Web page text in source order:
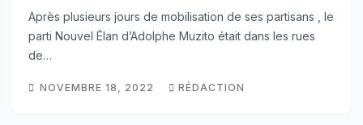
Après plusieurs jours de mobilisation de ses partisans , le
parti Nouvel Élan d’Adolphe Muzito était dans les rues
de…
NOVEMBRE 18, 2022 RÉDACTION